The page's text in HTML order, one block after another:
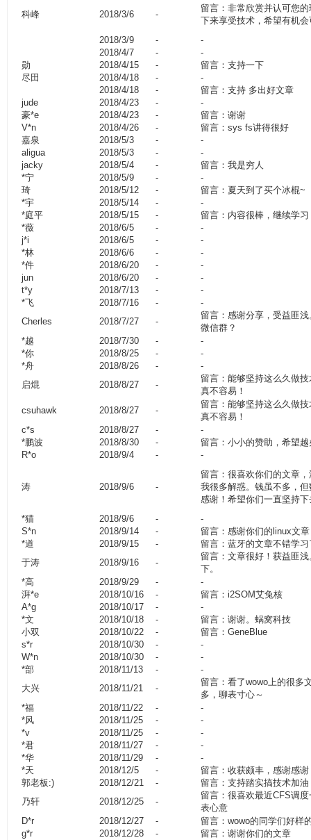
科峰 2018/3/6 -
留言：非常欣赏并认可您
下来享受技术，希望有机
2018/3/9
-
-
2018/4/7
-
-
勋
2018/4/15 -
留言：支持一下
尽田
2018/4/18 -
-
2018/4/18
-
留言：支持 多出好文章
jude
2018/4/23 -
-
豪*e
2018/4/23 -
留言：谢谢
V*n
2018/4/26 -
留言：sys fs讲得很好
嘉泉
2018/5/3 -
-
aligua
2018/5/3 -
-
jacky
2018/5/4 -
留言：我是穷人
*宁
2018/5/9 -
-
琦
2018/5/12 -
留言：夏天到了买个冰棍~
*宇
2018/5/14 -
-
*庭平
2018/5/15 -
留言：内容很棒，继续学
*薇
2018/6/5 -
-
j*i
2018/6/5 -
-
*林
2018/6/6 -
-
*件
2018/6/20 -
-
jun
2018/6/20 -
-
t*y
2018/7/13 -
-
*飞
2018/7/16 -
-
Cherles
2018/7/27 -
留言：感谢分享，受益匪
微信群？
*越
2018/7/30 -
-
*你
2018/8/25 -
-
*舟
2018/8/26 -
-
启焜
2018/8/27 -
留言：能够坚持这么久做
真不容易！
csuhawk
2018/8/27 -
留言：能够坚持这么久做
真不容易！
c*s
2018/8/27 -
-
*鹏波
2018/8/30 -
留言：小小的赞助，希望
R*o
2018/9/4 - -
涛 2018/9/6 -
留言：很喜欢你们的文章
我很多解惑。钱虽不多，
感谢！希望你们一直坚持下
*猫
2018/9/6 -
-
S*n
2018/9/14 -
留言：感谢你们的linux文章
*道
2018/9/15 -
留言：蓝牙的文章不错学习
于涛
2018/9/16 -
留言：文章很好！获益匪
下。
*高
2018/9/29 -
-
湃*e
2018/10/16 -
留言：i2SOM艾兔核
A*g
2018/10/17 -
-
*文
2018/10/18 -
留言：谢谢。蜗窝科技
小双
2018/10/22 -
留言：GeneBlue
s*r
2018/10/30 -
-
W*n
2018/10/30 -
-
*部
2018/11/13 -
-
大兴
2018/11/21 -
留言：看了wowo上的很多
多，聊表寸心～
*福
2018/11/22 -
-
*风
2018/11/25 -
-
*v
2018/11/25 -
-
*君
2018/11/27 -
-
*华
2018/11/29 -
-
*天
2018/12/5 -
留言：收获颇丰，感谢感谢
郭老板:)
2018/12/21 -
留言：支持踏实搞技术加油
乃轩
2018/12/25 -
留言：很喜欢最近CFS调
表心意
D*r
2018/12/27 -
留言：wowo的同学们好样
g*r
2018/12/28 - 留言：谢谢你们的文章